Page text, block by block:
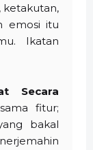
ketakutan,
emosi itu
Ikatan
Secara
fitur;
bakal